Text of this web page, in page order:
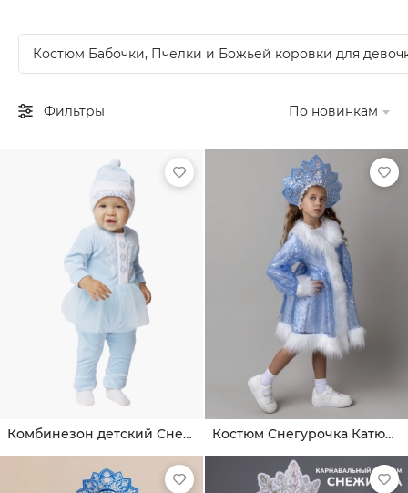
Костюм Бабочки, Пчелки и Божьей коровки для
Фильтры По новинкам
Комбинезон детский Снегурочка Костюм Снегурочка Катюша